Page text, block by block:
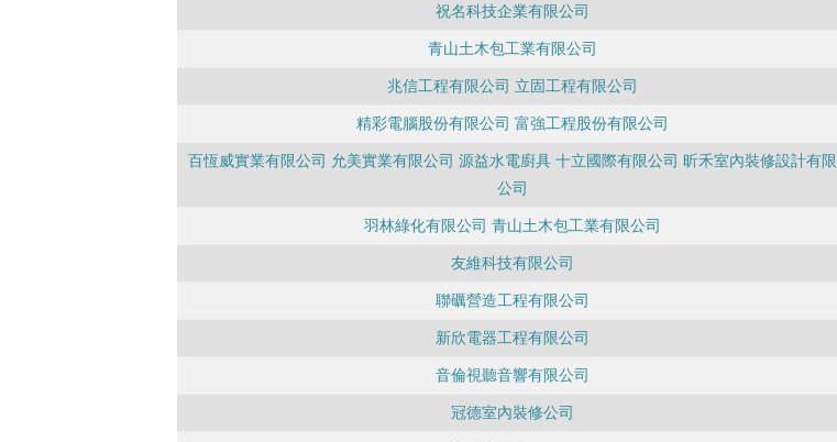
祝名科技企業有限公司
青山土木包工業有限公司
兆信工程有限公司 立固工程有限公司
精彩電腦股份有限公司 富強工程股份有限公司
百恆威實業有限公司 允美實業有限公司 源益水電廚具 十立國際有限公司 昕禾室內裝修設計有限
公司
羽林綠化有限公司 青山土木包工業有限公司
友維科技有限公司
聯礪營造工程有限公司
新欣電器工程有限公司
音倫視聽音響有限公司
冠德室內裝修公司